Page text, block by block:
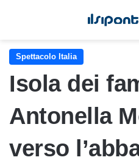
Spettacolo Italia
Isola dei
Antonella
verso